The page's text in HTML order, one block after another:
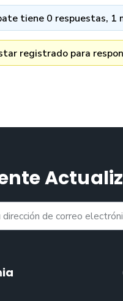
tiene 0 respuestas, 1
registrado para